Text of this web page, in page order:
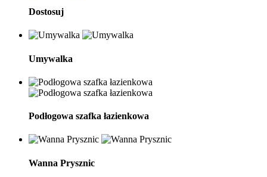
Dostosuj
Umywalka
Podłogowa szafka łazienkowa
Wanna Prysznic